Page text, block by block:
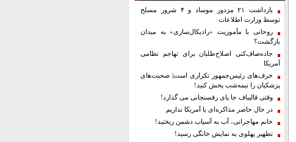
بازداشت ۲۱ مزدور موساد و ۴ شرور مسلح
توسط وزارت اطلاعات
روحانی با مأموریت «رادیکال‌سازی» به میدان
بازگشت؟
جاده‌صاف‌کنی اصلاح‌طلبان برای تهاجم نظامی
آمریکا
حرف‌های رئیس‌جمهور تکراری است| صحبت‌های
پزشکیان را نیمه‌شب پخش کنید!
وقتی قالیباف جا پای رفسنجانی می گذارد!
در حال حاضر مذاکره‌ای با آمریکا نداریم
خانم مهاجرانی، آب به آسیاب دشمن ریختید!
تطهیر پهلوی به نمایش خانگی رسید!